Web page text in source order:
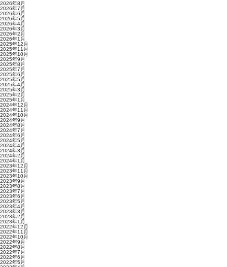
2026年8月
2026年7月
2026年6月
2026年5月
2026年4月
2026年3月
2026年2月
2026年1月
2025年12月
2025年11月
2025年10月
2025年9月
2025年8月
2025年7月
2025年6月
2025年5月
2025年4月
2025年3月
2025年2月
2025年1月
2024年12月
2024年11月
2024年10月
2024年9月
2024年8月
2024年7月
2024年6月
2024年5月
2024年4月
2024年3月
2024年2月
2024年1月
2023年12月
2023年11月
2023年10月
2023年9月
2023年8月
2023年7月
2023年6月
2023年5月
2023年4月
2023年3月
2023年2月
2023年1月
2022年12月
2022年11月
2022年10月
2022年9月
2022年8月
2022年7月
2022年6月
2022年5月